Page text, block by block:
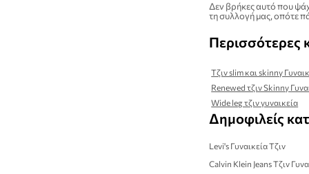
Δεν βρήκες αυτό που
τη συλλογή μας, οπότε
Περισσότερες
Τζιν slim και skinny
Renewed τζιν Skinny
Wide leg τζιν γυναικεία
Δημοφιλείς
Levi's Γυναικεία Τζιν
Calvin Klein Jeans Τζιν